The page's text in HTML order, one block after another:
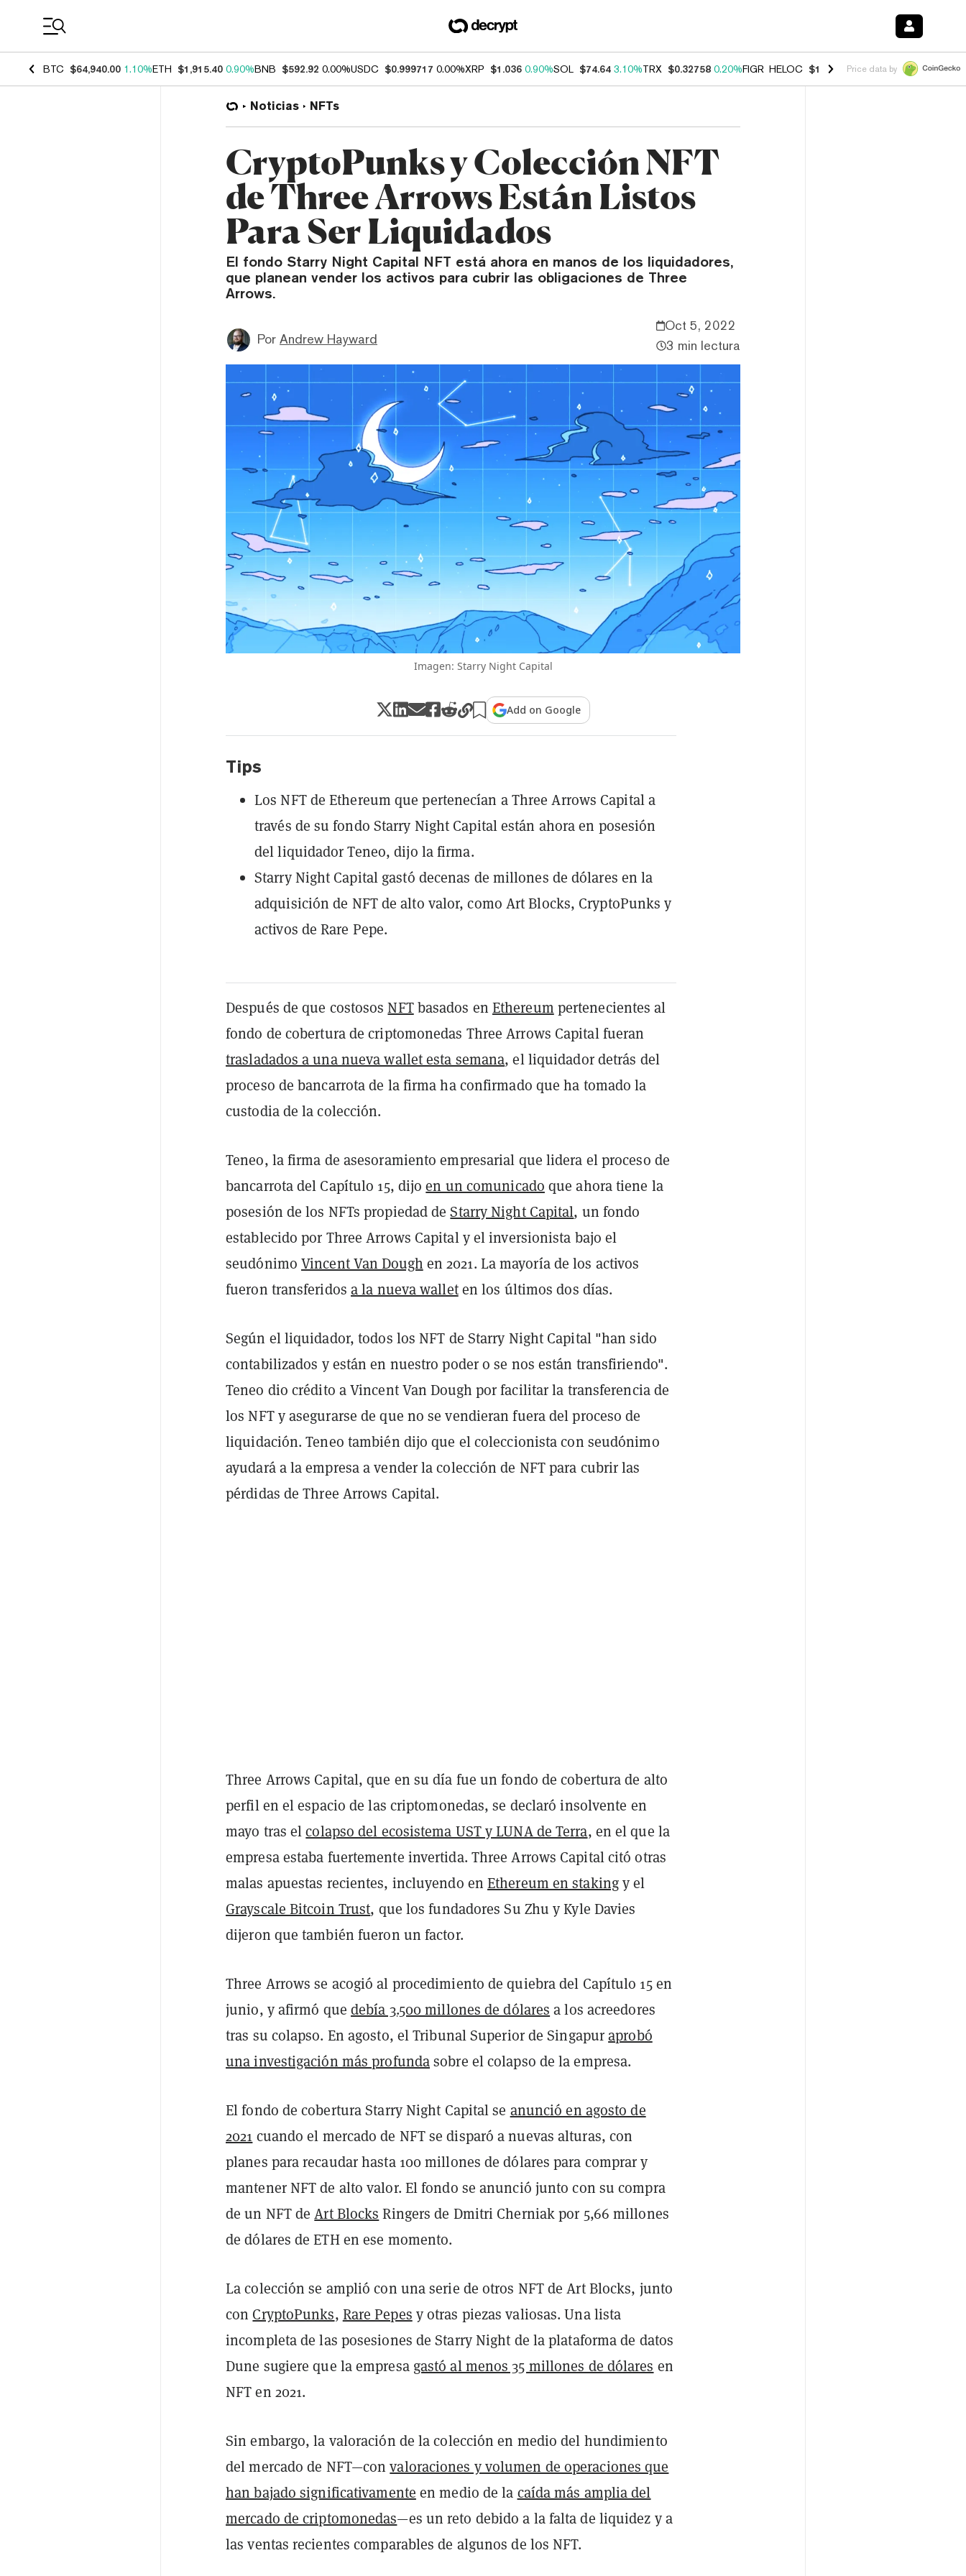
BTC $64,940.00 1.10%ETH $1,915.40 0.90%BNB $592.92 0.00%USDC $0.999717 0.00%XRP $1.036 0.90%SOL $74.64 3.10%TRX $0.32758 0.20%FIGR_HELOC $1.023 -1.20%HYPE $54.23 -
Price data by
Noticias NFTs
CryptoPunks y Colección NFT
de Three Arrows Están Listos
Para Ser Liquidados
El fondo Starry Night Capital NFT está ahora en manos de los liquidadores,
que planean vender los activos para cubrir las obligaciones de Three
Arrows.
Por Andrew Hayward
Oct 5, 2022
3 min lectura
Imagen: Starry Night Capital
Add on Google
Tips
Los NFT de Ethereum que pertenecían a Three Arrows Capital a
través de su fondo Starry Night Capital están ahora en posesión
del liquidador Teneo, dijo la firma.
Starry Night Capital gastó decenas de millones de dólares en la
adquisición de NFT de alto valor, como Art Blocks, CryptoPunks y
activos de Rare Pepe.
Después de que costososNFTbasados en Ethereum pertenecientes al
fondo de cobertura de criptomonedas Three Arrows Capital fueran
trasladados a una nueva wallet esta semana, el liquidador detrás del
proceso de bancarrota de la firma ha confirmado que ha tomado la
custodia de la colección.
Teneo, la firma de asesoramiento empresarial que lidera el proceso de
bancarrota del Capítulo 15, dijoen un comunicado que ahora tiene la
posesión de los NFTs propiedad deStarry Night Capital, un fondo
establecido por Three Arrows Capital y el inversionista bajo el
seudónimo Vincent Van Dough en 2021. La mayoría de los activos
fueron transferidosa la nueva walleten los últimos dos días.
Según el liquidador, todos los NFT de Starry Night Capital "han sido
contabilizados y están en nuestro poder o se nos están transfiriendo".
Teneo dio crédito a Vincent Van Dough por facilitar la transferencia de
los NFT y asegurarse de que no se vendieran fuera del proceso de
liquidación. Teneo también dijo que el coleccionista con seudónimo
ayudará a la empresa a vender la colección de NFT para cubrir las
pérdidas de Three Arrows Capital.
Three Arrows Capital, que en su día fue un fondo de cobertura de alto
perfil en el espacio de las criptomonedas, se declaró insolvente en
mayo tras elcolapso del ecosistema UST y LUNA de Terra, en el que la
empresa estaba fuertemente invertida. Three Arrows Capital citó otras
malas apuestas recientes, incluyendo enEthereum en stakingy el
Grayscale Bitcoin Trust, que los fundadores Su Zhu y Kyle Davies
dijeron que también fueron un factor.
Three Arrows se acogió al procedimiento de quiebra del Capítulo 15 en
junio, y afirmó quedebía 3.500 millones de dólares a los acreedores
tras su colapso. En agosto, el Tribunal Superior de Singapuraprobó
una investigación más profundasobre el colapso de la empresa.
El fondo de cobertura Starry Night Capital se anunció en agosto de
2021 cuando el mercado de NFT se disparó a nuevas alturas, con
planes para recaudar hasta 100 millones de dólares para comprar y
mantener NFT de alto valor. El fondo se anunció junto con su compra
de un NFT deArt Blocks Ringers de Dmitri Cherniak por 5,66 millones
de dólares de ETH en ese momento.
La colección se amplió con una serie de otros NFT de Art Blocks, junto
con CryptoPunks, Rare Pepes y otras piezas valiosas. Una lista
incompleta de las posesiones de Starry Night de la plataforma de datos
Dune sugiere que la empresa gastó al menos 35 millones de dólares en
NFT en 2021.
Sin embargo, la valoración de la colección en medio del hundimiento
del mercado de NFT—convaloraciones y volumen de operaciones que
han bajado significativamente en medio de la caída más amplia del
mercado de criptomonedas—es un reto debido a la falta de liquidez y a
las ventas recientes comparables de algunos de los NFT.